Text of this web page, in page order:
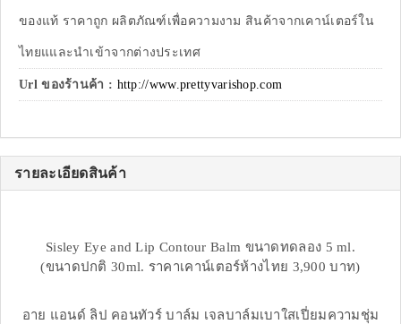
ของแท้ ราคาถูก ผลิตภัณฑ์เพื่อความงาม สินค้าจากเคาน์เตอร์ใน
ไทยแและนำเข้าจากต่างประเทศ
Url ของร้านค้า : http://www.prettyvarishop.com
รายละเอียดสินค้า
Sisley Eye and Lip Contour Balm ขนาดทดลอง 5 ml.
(ขนาดปกติ 30ml. ราคาเคาน์เตอร์ห้างไทย 3,900 บาท)
อาย แอนด์ ลิป คอนทัวร์ บาล์ม เจลบาล์มเบาใสเปี่ยมความชุ่ม